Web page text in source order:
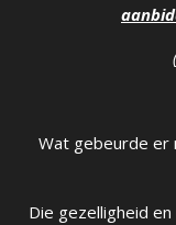
Wat gebeurde er
Die gezelligheid